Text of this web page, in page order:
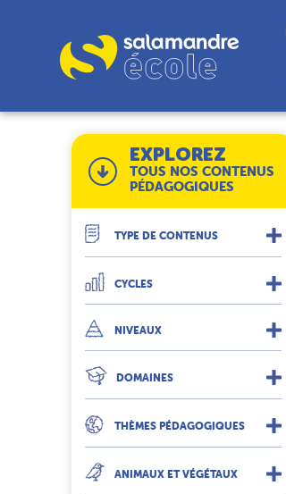
École
EXPLOREZ
TOUS NOS CONTENUS
PÉDAGOGIQUES
TYPE DE CONTENUS
CYCLES
NIVEAUX
DOMAINES
THÈMES PÉDAGOGIQUES
ANIMAUX ET VÉGÉTAUX